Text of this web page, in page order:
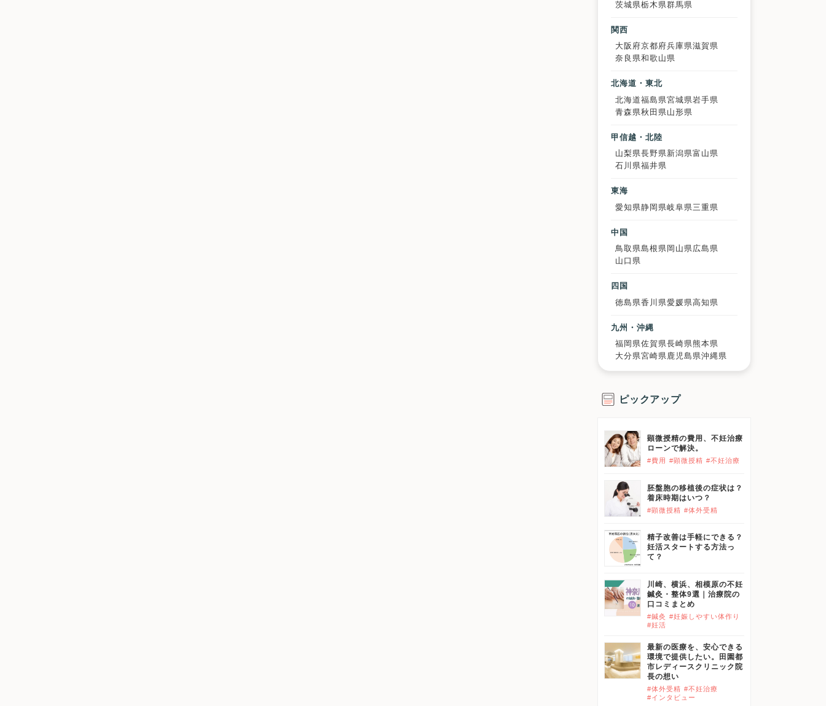
茨城県栃木県群馬県
関西
大阪府京都府兵庫県滋賀県
奈良県和歌山県
北海道・東北
北海道福島県宮城県岩手県
青森県秋田県 山形県
甲信越・北陸
山梨県長野県新潟県富山県
石川県福井県
東海
愛知県静岡県岐阜県 三重県
中国
鳥取県島根県 岡山県広島県
山口県
四国
徳島県香川県愛媛県高知県
九州・沖縄
福岡県佐賀県長崎県熊本県
大分県宮崎県鹿児島県沖縄県
ピックアップ
顕微授精の費用、不妊治療
ローンで解決。
#費用 #顕微授精 #不妊治療
胚盤胞の移植後の症状は？
着床時期はいつ？
#顕微授精 #体外受精
精子改善は手軽にできる？
妊活スタートする方法っ
て？
川崎、横浜、相模原の不妊
鍼灸・整体9選｜治療院の
口コミまとめ
#鍼灸 #妊娠しやすい体作り
#妊活
最新の医療を、安心できる
環境で提供したい。田園都
市レディースクリニック院
長の想い
#体外受精 #不妊治療
#インタビュー